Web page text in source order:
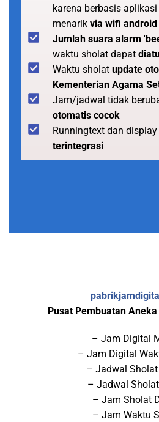
karena berbasis
menarik via wifi
Jumlah suara alarm
waktu sholat dapat
Waktu sholat update
Kementerian Agama
Jam/jadwal tidak
otomatis cocok
Runningtext dan
terintegrasi
Pusat Pembuatan
– Jam Digital
– Jam Digital
– Jadwal Sholat
– Jadwal
– Jam Sholat
– Jam Waktu